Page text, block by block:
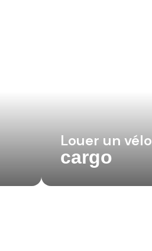
Louer un vélo
cargo